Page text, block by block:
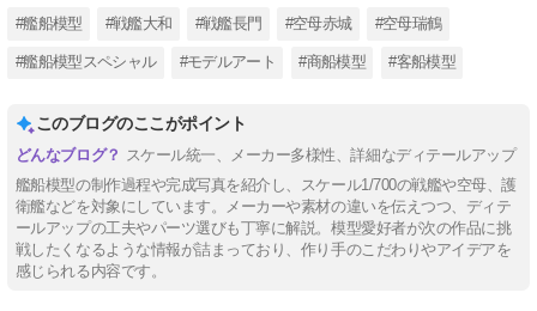
#艦船模型 #戦艦大和 #戦艦長門 #空母赤城 #空母瑞鶴
#艦船模型スペシャル #モデルアート #商船模型 #客船模型
このブログのここがポイント
スケール統一、メーカー多様性、詳細なディテールアップ
艦船模型の制作過程や完成写真を紹介し、スケール1/700の戦艦や空母、護
衛艦などを対象にしています。メーカーや素材の違いを伝えつつ、ディテ
ールアップの工夫やパーツ選びも丁寧に解説。模型愛好者が次の作品に挑
戦したくなるような情報が詰まっており、作り手のこだわりやアイデアを
感じられる内容です。